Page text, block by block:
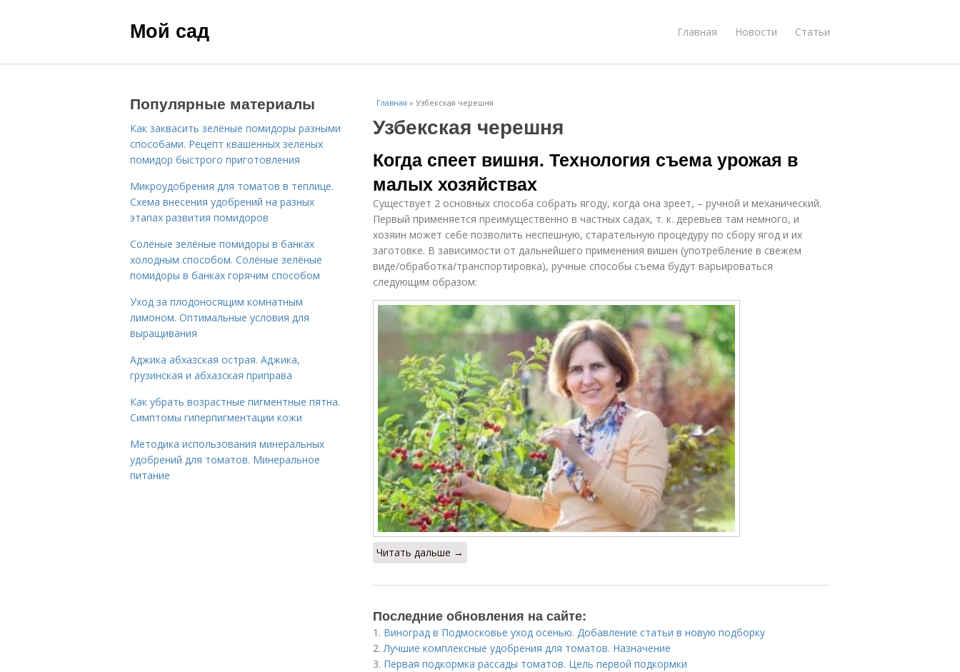
Мой сад Главная Новости Статьи
Главная » Узбекская черешня
Узбекская черешня
Когда спеет вишня. Технология съема урожая в
малых хозяйствах
Существует 2 основных способа собрать ягоду, когда она зреет, – ручной и механический.
Первый применяется преимущественно в частных садах, т. к. деревьев там немного, и
хозяин может себе позволить неспешную, старательную процедуру по сбору ягод и их
заготовке. В зависимости от дальнейшего применения вишен (употребление в свежем
виде/обработка/транспортировка), ручные способы съема будут варьироваться
следующим образом:
Читать дальше →
Последние обновления на сайте:
1. Виноград в Подмосковье уход осенью. Добавление статьи в новую подборку
2.Лучшие комплексные удобрения для томатов. Назначение
3. Первая подкормка рассады томатов. Цель первой подкормки
Популярные материалы
Как заквасить зелёные помидоры разными
способами. Рецепт квашенных зеленых
помидор быстрого приготовления
Микроудобрения для томатов в теплице.
Схема внесения удобрений на разных
этапах развития помидоров
Солёные зелёные помидоры в банках
холодным способом. Солёные зелёные
помидоры в банках горячим способом
Уход за плодоносящим комнатным
лимоном. Оптимальные условия для
выращивания
Аджика абхазская острая. Аджика,
грузинская и абхазская приправа
Как убрать возрастные пигментные пятна.
Симптомы гиперпигментации кожи
Методика использования минеральных
удобрений для томатов. Минеральное
питание